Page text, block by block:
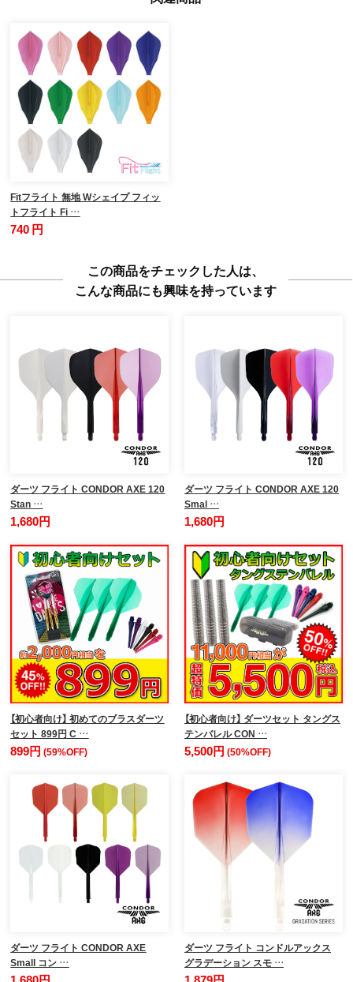
Fitフライト 無地 Wシェイプ フィッ
トフライト Fi …
740 円
この商品をチェックした人は、
こんな商品にも興味を持っています
ダーツ フライト CONDOR AXE 120
Stan …
1,680円
ダーツ フライト CONDOR AXE 120
Smal …
1,680円
【初心者向け】 初めてのブラスダーツ
セット 899円 C …
899円(59%OFF)
【初心者向け】 ダーツセット タングス
テンバレル CON …
5,500円 (50%OFF)
ダーツ フライト CONDOR AXE
Small コン …
ダーツ フライト コンドルアックス
グラデーション スモ …